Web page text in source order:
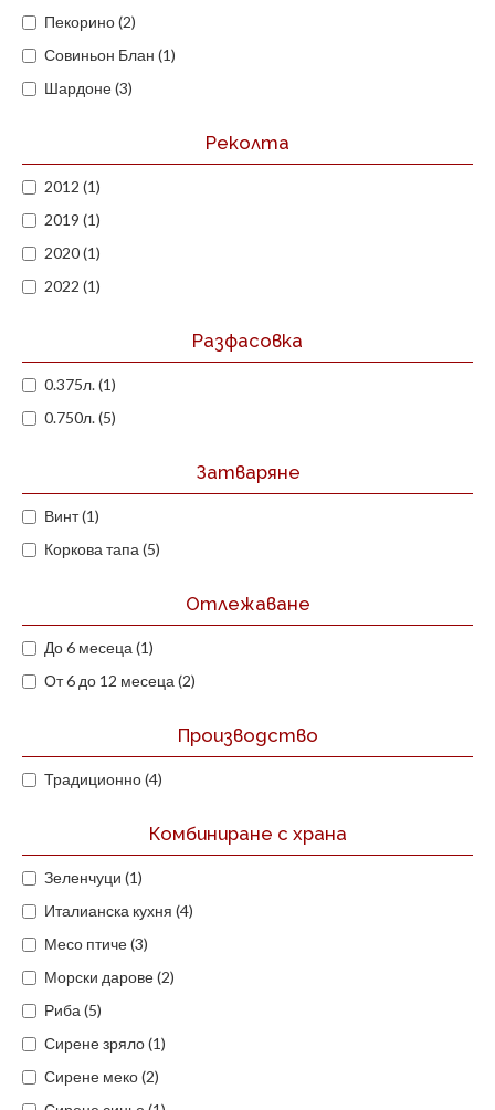
Пекорино (2)
Совиньон Блан (1)
Шардоне (3)
Реколта
2012 (1)
2019 (1)
2020 (1)
2022 (1)
Разфасовка
0.375л. (1)
0.750л. (5)
Затваряне
Винт (1)
Коркова тапа (5)
Отлежаване
До 6 месеца (1)
От 6 до 12 месеца (2)
Производство
Традиционно (4)
Комбиниране с храна
Зеленчуци (1)
Италианска кухня (4)
Месо птиче (3)
Морски дарове (2)
Риба (5)
Сирене зряло (1)
Сирене меко (2)